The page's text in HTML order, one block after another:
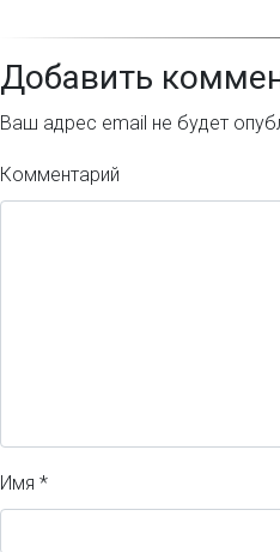
Добавить
Ваш адрес email не будет
Комментарий
Имя *